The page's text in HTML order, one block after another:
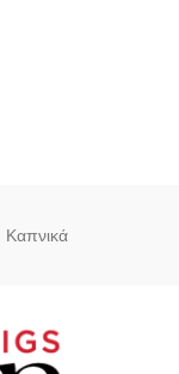
Καπνικά